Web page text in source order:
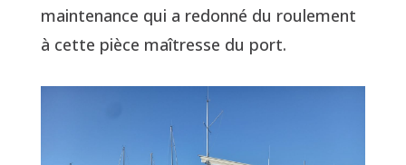
maintenance qui a redonné du roulement
à cette pièce maîtresse du port.